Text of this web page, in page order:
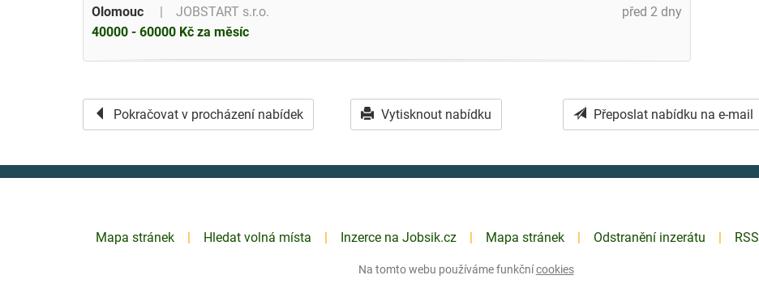
před 2 dny
Olomouc
JOBSTART s.r.o.
40000 - 60000 Kč za měsíc
Pokračovat v procházení nabídek Vytisknout nabídku Přeposlat nabídku na e-mail
Mapa stránek Hledat volná místa Inzerce na Jobsik.cz Mapa stránek Odstranění inzerátu RSS
Na tomto webu používáme funkčnícookies